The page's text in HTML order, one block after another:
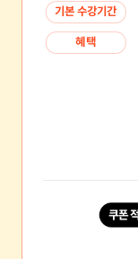
기본 수강기간
혜택